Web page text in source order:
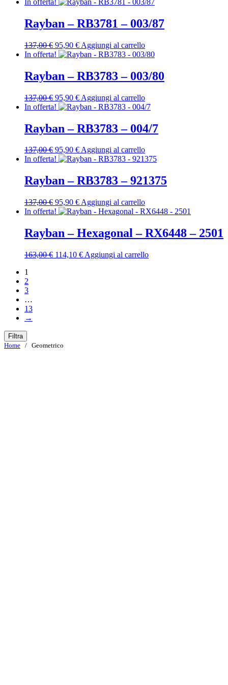
137,00 €.
è:
95,90 €.
In offerta!
Rayban – RB3781 – 003/87
137,00€ Il
prezzo
137,00 €.
95,90 €Il
prezzo
è:
95,90 €.
Aggiungi al carrello
In offerta!
Rayban – RB3783 – 003/80
137,00€ Il
prezzo
137,00 €.
95,90 €Il
prezzo
è:
95,90 €.
Aggiungi al carrello
In offerta!
Rayban – RB3783 – 004/7
137,00€ Il
prezzo
era:
137,00 €.
95,90 €Il
prezzo
è:
95,90 €.
Aggiungi al carrello
In offerta!
Rayban – RB3783 – 921375
137,00€ Il
prezzo
137,00 €.
95,90 €Il
prezzo
è:
95,90 €.
Aggiungi al carrello
In offerta!
Rayban – Hexagonal – RX6448 – 2501
163,00€ Il114,10 €IlAggiungi al carrello
1
2
3
…
13
→
Filtra
Home / Geometrico